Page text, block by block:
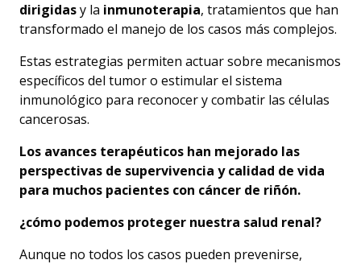
dirigidasy la inmunoterapia, tratamientos que han
transformado el manejo de los casos más complejos.
Estas estrategias permiten actuar sobre mecanismos
específicos del tumor o estimular el sistema
inmunológico para reconocer y combatir las células
cancerosas.
Los avances terapéuticos han mejorado las
perspectivas de supervivencia y calidad de vida
para muchos pacientes con cáncer de riñón.
¿cómo podemos proteger nuestra salud renal?
Aunque no todos los casos pueden prevenirse,